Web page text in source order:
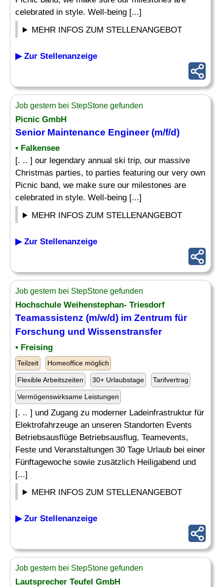
celebrated in style. Well-being [...]
MEHR INFOS ZUM STELLENANGEBOT
▶ Zur Stellenanzeige
Job gestern bei StepStone gefunden
Picnic GmbH
Senior Maintenance Engineer (m/f/d)
• Falkensee
[. .. ] our legendary annual ski trip, our massive
Christmas parties, to parties featuring our very own
Picnic band, we make sure our milestones are
celebrated in style. Well-being [...]
MEHR INFOS ZUM STELLENANGEBOT
▶ Zur Stellenanzeige
Job gestern bei StepStone gefunden
Hochschule Weihenstephan- Triesdorf
Teamassistenz (m/w/d) im Zentrum für
Forschung und Wissenstransfer
• Freising
Teilzeit Homeoffice möglich
Flexible Arbeitszeiten 30+ Urlaubstage Tarifvertrag
Vermögenswirksame Leistungen
[. .. ] und Zugang zu moderner Ladeinfrastruktur für
Elektrofahrzeuge an unseren Standorten Events
Betriebsausflüge Betriebsausflug, Teamevents,
Feste und Veranstaltungen 30 Tage Urlaub bei einer
Fünftagewoche sowie zusätzlich Heiligabend und
[...]
MEHR INFOS ZUM STELLENANGEBOT
▶ Zur Stellenanzeige
Job gestern bei StepStone gefunden
Lautsprecher Teufel GmbH